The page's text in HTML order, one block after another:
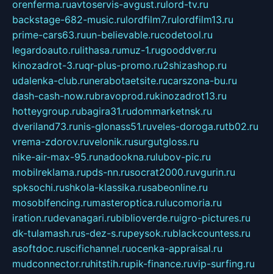
orenferma.ruavtoservis-avgust.rulord-tv.ru
backstage-682-music.rulordfilm7.rulordfilm13.ru
prime-cars63.ruun-believable.rucodetool.ru
legardoauto.rulithasa.rumuz-1.rugooddver.ru
kinozadrot-3.ruqr-plus-promo.ru2shizashop.ru
udalenka-club.runerabotaetsite.rucarszona-bu.ru
dash-cash-now.rubravoprod.rukinozadrot13.ru
hotteygroup.rubagira31.rudommarketnsk.ru
dveriland73.runis-glonass51.ruveles-doroga.rutb02.ru
vrema-zdorov.ruvelonik.rusurgutgloss.ru
nike-air-max-95.runadookna.rulubov-pic.ru
mobilreklama.rupds-nn.rusocrat2000.ruvgurin.ru
spksochi.rushkola-klassika.rusabeonline.ru
mosoblfencing.rumasteroptica.rulucomoria.ru
iration.rudevanagari.rubiblioverde.ruigro-pictures.ru
dk-tulamash.rus-dez-s.rupeysok.rublackcountess.ru
asoftdoc.ruscifichannel.ruocenka-appraisal.ru
mudconnector.ruhitstih.rupik-finance.ruvip-surfing.ru